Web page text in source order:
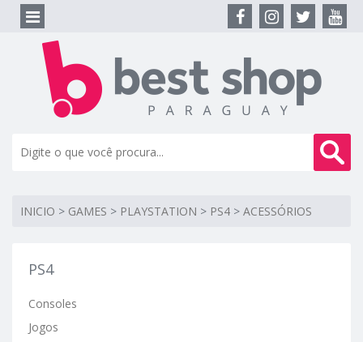
INICIO > GAMES > PLAYSTATION > PS4 > ACESSÓRIOS
PS4
Consoles
Jogos